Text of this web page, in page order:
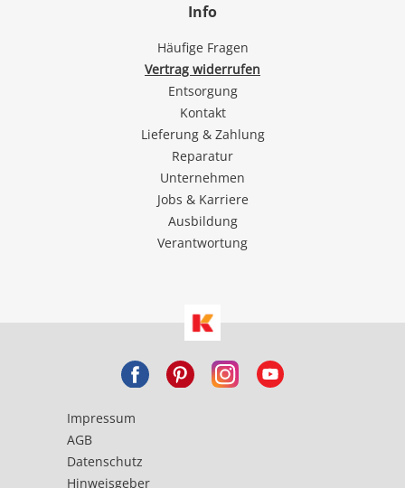
Info
Häufige Fragen
Vertrag widerrufen
Entsorgung
Kontakt
Lieferung & Zahlung
Reparatur
Unternehmen
Jobs & Karriere
Ausbildung
Verantwortung
Impressum
AGB
Datenschutz
Hinweisgeber